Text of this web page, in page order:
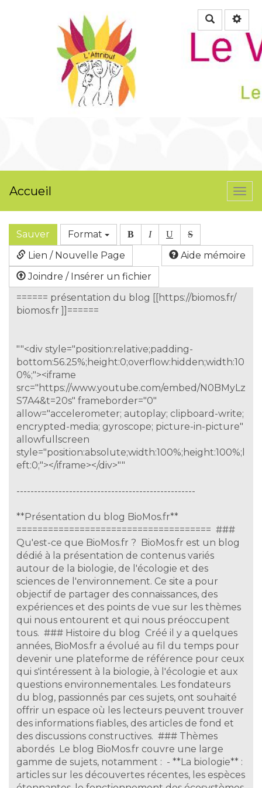
Rechercher
Accueil
Sauver Format B I U S
Lien / Nouvelle Page
Aide mémoire
Joindre / Insérer un fichier